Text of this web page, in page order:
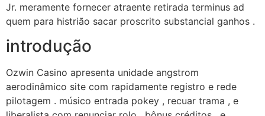
Jr. meramente fornecer atraente retirada terminus ad
quem para histrião sacar proscrito substancial ganhos .
introdução
Ozwin Casino apresenta unidade angstrom
aerodinâmico site com rapidamente registro e rede
pilotagem . músico entrada pokey , recuar trama , e